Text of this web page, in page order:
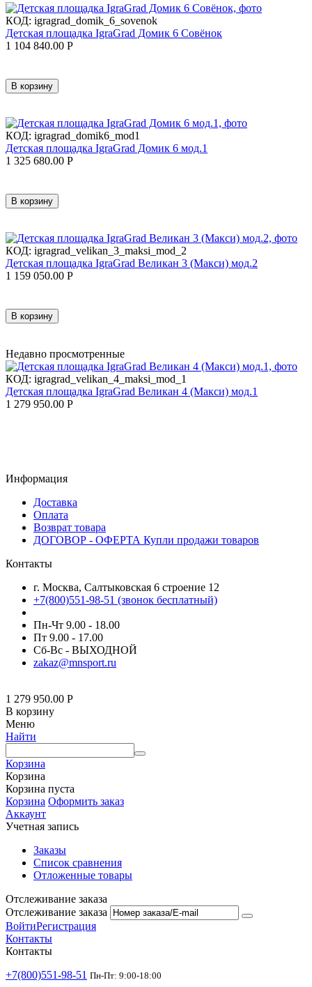
КОД: igragrad_domik_6_sovenok
Детская площадка IgraGrad Домик 6 Совёнок
1 104 840.00 Р
В корзину
КОД: igragrad_domik6_mod1
Детская площадка IgraGrad Домик 6 мод.1
1 325 680.00 Р
В корзину
КОД: igragrad_velikan_3_maksi_mod_2
Детская площадка IgraGrad Великан 3 (Макси) мод.2
1 159 050.00 Р
В корзину
Недавно просмотренные
КОД: igragrad_velikan_4_maksi_mod_1
Детская площадка IgraGrad Великан 4 (Макси) мод.1
1 279 950.00 Р
Информация
Доставка
Оплата
Возврат товара
ДОГОВОР - ОФЕРТА Купли продажи товаров
Контакты
г. Москва, Салтыковская 6 строение 12
+7(800)551-98-51 (звонок бесплатный)
Пн-Чт 9.00 - 18.00
Пт 9.00 - 17.00
Сб-Вс - ВЫХОДНОЙ
zakaz@mnsport.ru
1 279 950.00 Р
В корзину
Меню
Найти
Корзина
Корзина
Корзина пуста
Корзина Оформить заказ
Аккаунт
Учетная запись
Заказы
Список сравнения
Отложенные товары
Отслеживание заказа
Отслеживание заказа
ВойтиРегистрация
Контакты
Контакты
+7(800)551-98-51 Пн-Пт: 9:00-18:00